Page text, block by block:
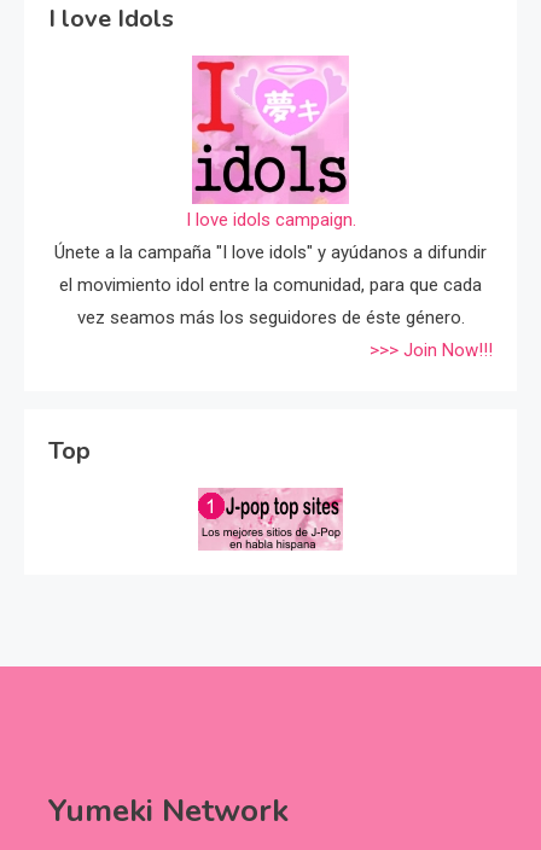
I love Idols
I love idols campaign.
Únete a la campaña "I love idols" y ayúdanos a difundir
el movimiento idol entre la comunidad, para que cada
vez seamos más los seguidores de éste género.
>>> Join Now!!!
Top
Yumeki Network